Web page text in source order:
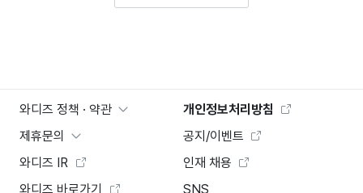
와디즈 정책 · 약관
개인정보처리방침
제휴문의
공지/이벤트
와디즈 IR
인재 채용
와디즈 바로가기
SNS